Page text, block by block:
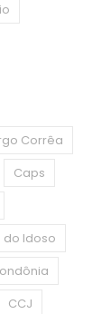
Corrêa
Caps
do Idoso
CCJ